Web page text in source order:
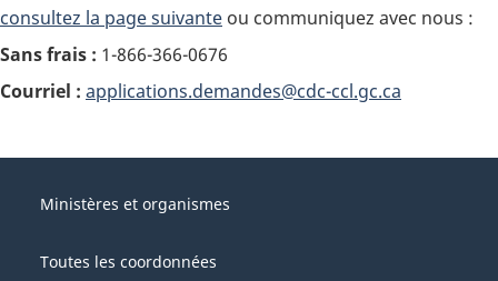
consultez la page suivante ou communiquez avec nous :
Sans frais : 1-866-366-0676
Courriel : applications.demandes@cdc-ccl.gc.ca
thisGouvernement
Canada
Ministères et organismes
Toutes les coordonnées